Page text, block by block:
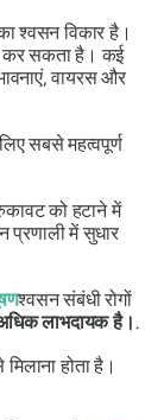
श्वसन विकार है।
कर सकता है। कई
वायरस और
सबसे महत्वपूर्ण
को हटाने में
प्रणाली में सुधार
श्वसन संबंधी रोगों
लाभदायक है।.
होता है।